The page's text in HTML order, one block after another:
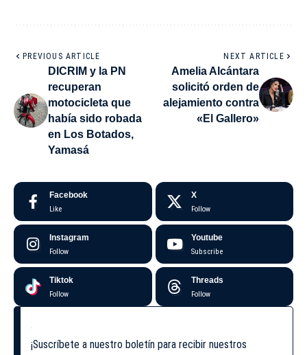
PREVIOUS ARTICLE
DICRIM y la PN
recuperan
motocicleta que
había sido robada
en Los Botados,
Yamasá
NEXT ARTICLE
Amelia Alcántara
solicitó orden de
alejamiento contra
«El Gallero»
Facebook
Like
X
Follow
Instagram
Follow
Youtube
Subscribe
Tiktok
Follow
Threads
Follow
¡Suscríbete a nuestro boletín para recibir nuestros